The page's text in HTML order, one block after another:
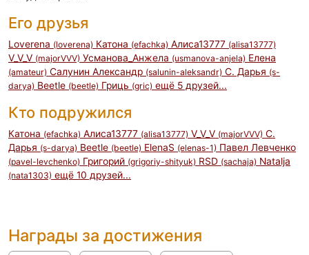
Его друзья
Loverena (loverena) Катона (efachka) Алиса13777 (alisa13777)
V_V_V (majorVVV) Усманова_Анжела (usmanova-anjela) Елена
(amateur) Салунин Александр (salunin-aleksandr) С. Дарья (s-
darya) Beetle (beetle) Гриць (gric) ещё 5 друзей...
Кто подружился
Катона (efachka) Алиса13777 (alisa13777) V_V_V (majorVVV) С.
Дарья (s-darya) Beetle (beetle) ElenaS (elenas-1) Павел Левченко
(pavel-levchenko) Григорий (grigoriy-shityuk) RSD (sachaja) Natalja
(nata1303) ещё 10 друзей...
Награды за достижения